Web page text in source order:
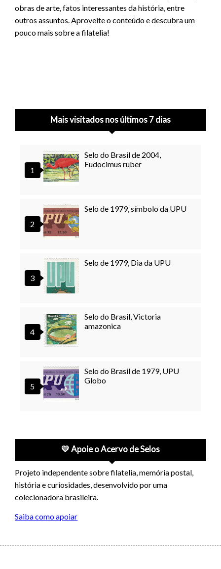
obras de arte, fatos interessantes da história, entre
outros assuntos. Aproveite o conteúdo e descubra um
pouco mais sobre a filatelia!
Mais visitados nos últimos 7 dias
Selo do Brasil de 2004,
Eudocimus ruber
Selo de 1979, símbolo da UPU
Selo de 1979, Dia da UPU
Selo do Brasil, Victoria
amazonica
Selo do Brasil de 1979, UPU
Globo
💛 Apoie o Acervo de Selos
Projeto independente sobre filatelia, memória postal,
história e curiosidades, desenvolvido por uma
colecionadora brasileira.
Saiba como apoiar